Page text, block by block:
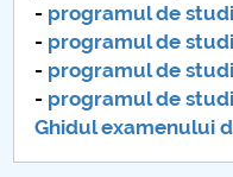
- programul de
- programul de
- programul de
- programul de
Ghidul examenului